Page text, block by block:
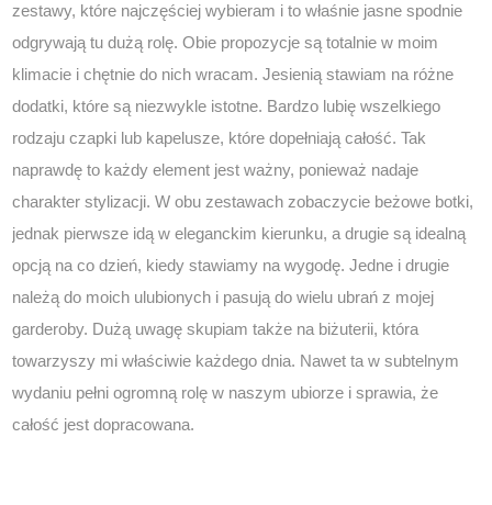
zestawy, które najczęściej wybieram i to właśnie jasne spodnie
odgrywają tu dużą rolę. Obie propozycje są totalnie w moim
klimacie i chętnie do nich wracam. Jesienią stawiam na różne
dodatki, które są niezwykle istotne. Bardzo lubię wszelkiego
rodzaju czapki lub kapelusze, które dopełniają całość. Tak
naprawdę to każdy element jest ważny, ponieważ nadaje
charakter stylizacji. W obu zestawach zobaczycie beżowe botki,
jednak pierwsze idą w eleganckim kierunku, a drugie są idealną
opcją na co dzień, kiedy stawiamy na wygodę. Jedne i drugie
należą do moich ulubionych i pasują do wielu ubrań z mojej
garderoby. Dużą uwagę skupiam także na biżuterii, która
towarzyszy mi właściwie każdego dnia. Nawet ta w subtelnym
wydaniu pełni ogromną rolę w naszym ubiorze i sprawia, że
całość jest dopracowana.